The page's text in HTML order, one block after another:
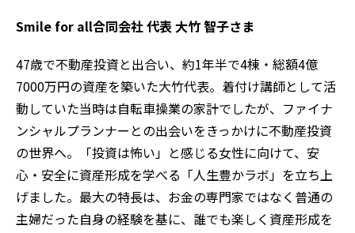
Smile for all合同会社 代表 大竹 智子さま
47歳で不動産投資と出合い、約1年半で4棟・総額4億
7000万円の資産を築いた大竹代表。着付け講師として活
動していた当時は自転車操業の家計でしたが、ファイナ
ンシャルプランナーとの出会いをきっかけに不動産投資
の世界へ。「投資は怖い」と感じる女性に向けて、安
心・安全に資産形成を学べる「人生豊かラボ」を立ち上
げました。最大の特長は、お金の専門家ではなく普通の
主婦だった自身の経験を基に、誰でも楽しく資産形成を